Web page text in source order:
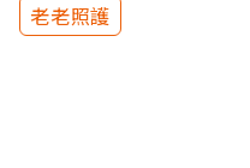
老老照護